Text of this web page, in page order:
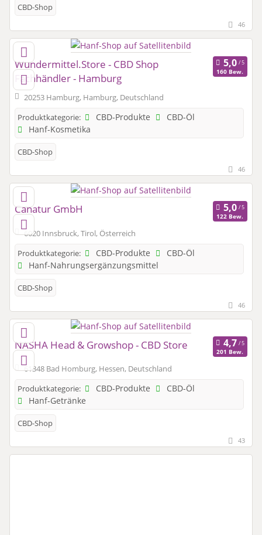
CBD-Shop
46
Wundermittel.Store - CBD Shop
Fachhändler - Hamburg
160 Bew.
20253 Hamburg, Hamburg, Deutschland
Produktkategorie:
CBD-Produkte
CBD-Öl
Hanf-Kosmetika
CBD-Shop
46
Canatur GmbH
122 Bew.
6020 Innsbruck, Tirol, Österreich
Produktkategorie:
CBD-Produkte
CBD-Öl
Hanf-Nahrungsergänzungsmittel
CBD-Shop
46
NASHA Head & Growshop - CBD Store
201 Bew.
61348 Bad Homburg, Hessen, Deutschland
Produktkategorie:
CBD-Produkte
CBD-Öl
Hanf-Getränke
CBD-Shop
43